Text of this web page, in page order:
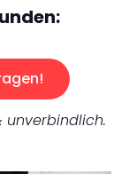
unverbindlich.